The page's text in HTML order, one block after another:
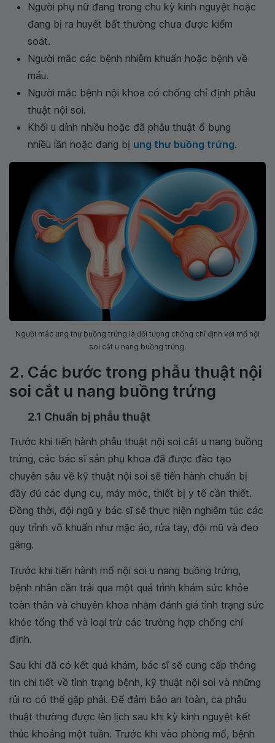
Người phụ nữ đang trong chu kỳ kinh nguyệt hoặc
đang bị ra huyết bất thường chưa được kiểm
soát.
Người mắc các bệnh nhiễm khuẩn hoặc bệnh về
máu.
Người mắc bệnh nội khoa có chống chỉ định phẫu
thuật nội soi.
Khối u dính nhiều hoặc đã phẫu thuật ổ bụng
nhiều lần hoặc đang bị ung thư buồng trứng.
Người mắc ung thư buồng trứng là đối tượng chống chỉ định với mổ nội
soi cắt u nang buồng trứng.
2. Các bước trong phẫu thuật nội
soi cắt u nang buồng trứng
2.1 Chuẩn bị phẫu thuật
Trước khi tiến hành phẫu thuật nội soi cắt u nang buồng
trứng, các bác sĩ sản phụ khoa đã được đào tạo
chuyên sâu về kỹ thuật nội soi sẽ tiến hành chuẩn bị
đầy đủ các dụng cụ, máy móc, thiết bị y tế cần thiết.
Đồng thời, đội ngũ y bác sĩ sẽ thực hiện nghiêm túc các
quy trình vô khuẩn như mặc áo, rửa tay, đội mũ và đeo
găng.
Trước khi tiến hành mổ nội soi u nang buồng trứng,
bệnh nhân cần trải qua một quá trình khám sức khỏe
toàn thân và chuyên khoa nhằm đánh giá tình trạng sức
khỏe tổng thể và loại trừ các trường hợp chống chỉ
định.
Sau khi đã có kết quả khám, bác sĩ sẽ cung cấp thông
tin chi tiết về tình trạng bệnh, kỹ thuật nội soi và những
rủi ro có thể gặp phải. Để đảm bảo an toàn, ca phẫu
thuật thường được lên lịch sau khi kỳ kinh nguyệt kết
thúc khoảng một tuần. Trước khi vào phòng mổ, bệnh